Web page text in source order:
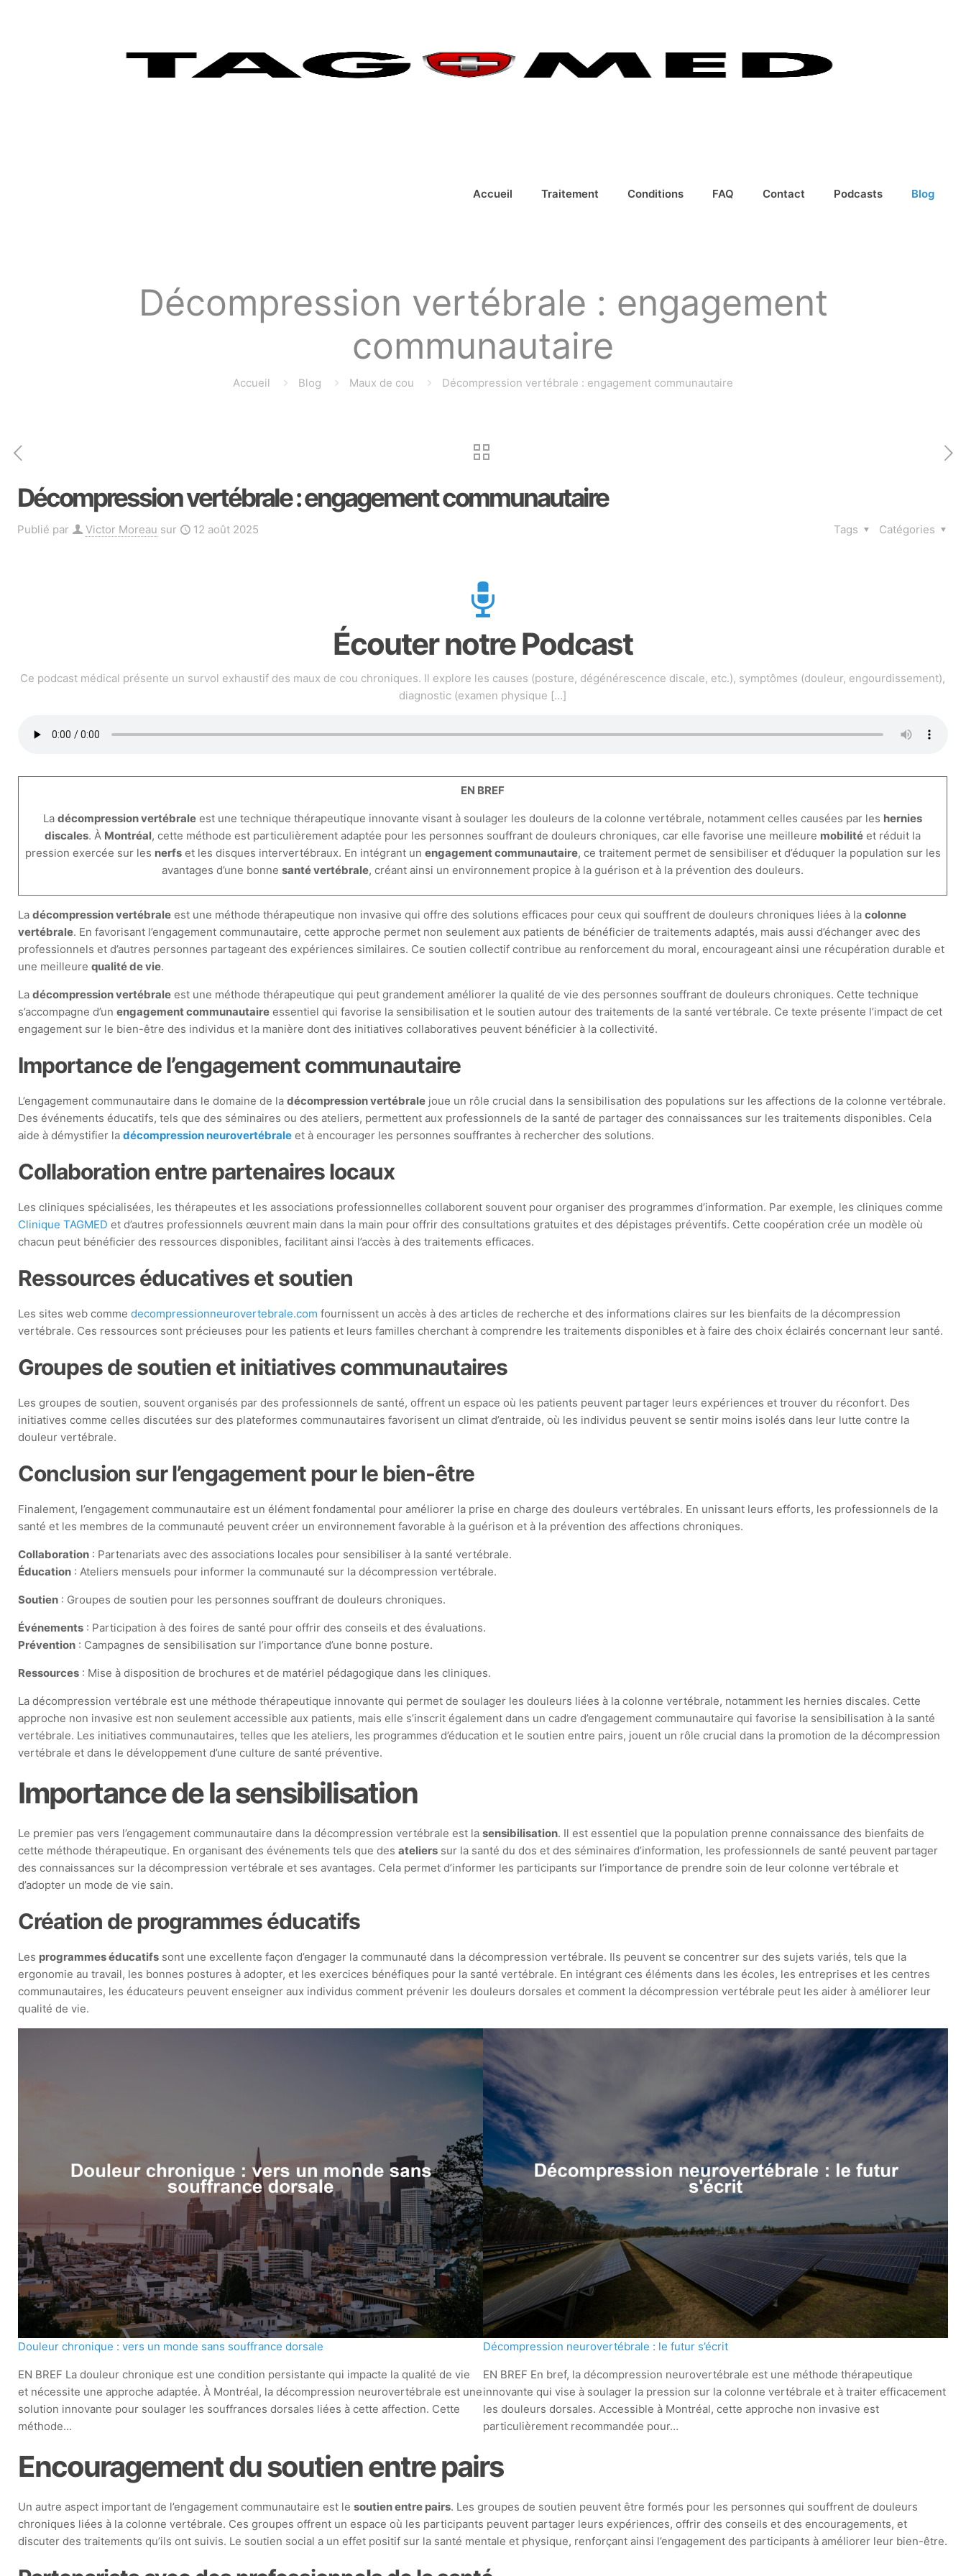
Accueil Traitement Conditions FAQ Contact Podcasts Blog
Décompression vertébrale : engagement
communautaire
Accueil Blog Maux de cou Décompression vertébrale : engagement communautaire
Décompression vertébrale : engagement communautaire
Publié par Victor Moreau sur 12 août 2025 Catégories
Tags
Écouter notre Podcast
Ce podcast médical présente un survol exhaustif des maux de cou chroniques. Il explore les causes (posture, dégénérescence discale, etc.), symptômes (douleur, engourdissement),
diagnostic (examen physique […]
EN BREF
Ladécompression vertébrale est une technique thérapeutique innovante visant à soulager les douleurs de la colonne vertébrale, notamment celles causées par les hernies
discales. À Montréal, cette méthode est particulièrement adaptée pour les personnes souffrant de douleurs chroniques, car elle favorise une meilleure mobilité et réduit la
pression exercée sur les nerfset les disques intervertébraux. En intégrant un engagement communautaire, ce traitement permet de sensibiliser et d’éduquer la population sur les
avantages d’une bonnesanté vertébrale, créant ainsi un environnement propice à la guérison et à la prévention des douleurs.
Ladécompression vertébrale est une méthode thérapeutique non invasive qui offre des solutions efficaces pour ceux qui souffrent de douleurs chroniques liées à lacolonne
vertébrale. En favorisant l’engagement communautaire, cette approche permet non seulement aux patients de bénéficier de traitements adaptés, mais aussi d’échanger avec des
professionnels et d’autres personnes partageant des expériences similaires. Ce soutien collectif contribue au renforcement du moral, encourageant ainsi une récupération durable et
une meilleurequalité de vie.
Ladécompression vertébrale est une méthode thérapeutique qui peut grandement améliorer la qualité de vie des personnes souffrant de douleurs chroniques. Cette technique
s’accompagne d’unengagement communautaire essentiel qui favorise la sensibilisation et le soutien autour des traitements de la santé vertébrale. Ce texte présente l’impact de cet
engagement sur le bien-être des individus et la manière dont des initiatives collaboratives peuvent bénéficier à la collectivité.
Importance de l’engagement communautaire
L’engagement communautaire dans le domaine de ladécompression vertébrale joue un rôle crucial dans la sensibilisation des populations sur les affections de la colonne vertébrale.
Des événements éducatifs, tels que des séminaires ou des ateliers, permettent aux professionnels de la santé de partager des connaissances sur les traitements disponibles. Cela
aide à démystifier ladécompression neurovertébrale et à encourager les personnes souffrantes à rechercher des solutions.
Collaboration entre partenaires locaux
Les cliniques spécialisées, les thérapeutes et les associations professionnelles collaborent souvent pour organiser des programmes d’information. Par exemple, les cliniques comme
Clinique TAGMED et d’autres professionnels œuvrent main dans la main pour offrir des consultations gratuites et des dépistages préventifs. Cette coopération crée un modèle où
chacun peut bénéficier des ressources disponibles, facilitant ainsi l’accès à des traitements efficaces.
Ressources éducatives et soutien
Les sites web commedecompressionneurovertebrale.com fournissent un accès à des articles de recherche et des informations claires sur les bienfaits de la décompression
vertébrale. Ces ressources sont précieuses pour les patients et leurs familles cherchant à comprendre les traitements disponibles et à faire des choix éclairés concernant leur santé.
Groupes de soutien et initiatives communautaires
Les groupes de soutien, souvent organisés par des professionnels de santé, offrent un espace où les patients peuvent partager leurs expériences et trouver du réconfort. Des
initiatives comme celles discutées sur des plateformes communautaires favorisent un climat d’entraide, où les individus peuvent se sentir moins isolés dans leur lutte contre la
douleur vertébrale.
Conclusion sur l’engagement pour le bien-être
Finalement, l’engagement communautaire est un élément fondamental pour améliorer la prise en charge des douleurs vertébrales. En unissant leurs efforts, les professionnels de la
santé et les membres de la communauté peuvent créer un environnement favorable à la guérison et à la prévention des affections chroniques.
Collaboration : Partenariats avec des associations locales pour sensibiliser à la santé vertébrale.
Éducation : Ateliers mensuels pour informer la communauté sur la décompression vertébrale.
Soutien : Groupes de soutien pour les personnes souffrant de douleurs chroniques.
Événements : Participation à des foires de santé pour offrir des conseils et des évaluations.
Prévention : Campagnes de sensibilisation sur l’importance d’une bonne posture.
Ressources : Mise à disposition de brochures et de matériel pédagogique dans les cliniques.
La décompression vertébrale est une méthode thérapeutique innovante qui permet de soulager les douleurs liées à la colonne vertébrale, notamment les hernies discales. Cette
approche non invasive est non seulement accessible aux patients, mais elle s’inscrit également dans un cadre d’engagement communautaire qui favorise la sensibilisation à la santé
vertébrale. Les initiatives communautaires, telles que les ateliers, les programmes d’éducation et le soutien entre pairs, jouent un rôle crucial dans la promotion de la décompression
vertébrale et dans le développement d’une culture de santé préventive.
Importance de la sensibilisation
Le premier pas vers l’engagement communautaire dans la décompression vertébrale est lasensibilisation. Il est essentiel que la population prenne connaissance des bienfaits de
cette méthode thérapeutique. En organisant des événements tels que desateliers sur la santé du dos et des séminaires d’information, les professionnels de santé peuvent partager
des connaissances sur la décompression vertébrale et ses avantages. Cela permet d’informer les participants sur l’importance de prendre soin de leur colonne vertébrale et
d’adopter un mode de vie sain.
Création de programmes éducatifs
Les programmes éducatifs sont une excellente façon d’engager la communauté dans la décompression vertébrale. Ils peuvent se concentrer sur des sujets variés, tels que la
ergonomie au travail, les bonnes postures à adopter, et les exercices bénéfiques pour la santé vertébrale. En intégrant ces éléments dans les écoles, les entreprises et les centres
communautaires, les éducateurs peuvent enseigner aux individus comment prévenir les douleurs dorsales et comment la décompression vertébrale peut les aider à améliorer leur
qualité de vie.
Douleur chronique : vers un monde sans souffrance dorsale
EN BREF La douleur chronique est une condition persistante qui impacte la qualité de vie
et nécessite une approche adaptée. À Montréal, la décompression neurovertébrale est une
solution innovante pour soulager les souffrances dorsales liées à cette affection. Cette
méthode…
Décompression neurovertébrale : le futur s’écrit
EN BREF En bref, la décompression neurovertébrale est une méthode thérapeutique
innovante qui vise à soulager la pression sur la colonne vertébrale et à traiter efficacement
les douleurs dorsales. Accessible à Montréal, cette approche non invasive est
particulièrement recommandée pour…
Encouragement du soutien entre pairs
Un autre aspect important de l’engagement communautaire est lesoutien entre pairs. Les groupes de soutien peuvent être formés pour les personnes qui souffrent de douleurs
chroniques liées à la colonne vertébrale. Ces groupes offrent un espace où les participants peuvent partager leurs expériences, offrir des conseils et des encouragements, et
discuter des traitements qu’ils ont suivis. Le soutien social a un effet positif sur la santé mentale et physique, renforçant ainsi l’engagement des participants à améliorer leur bien-être.